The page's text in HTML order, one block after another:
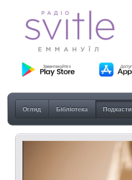
Огляд Бібліотека Подкасти